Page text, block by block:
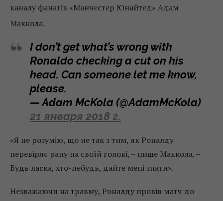
каналу фанатів «Манчестер Юнайтед» Адам
Маккола.
I don’t get what’s wrong with
Ronaldo checking a cut on his
head. Can someone let me know,
please.
— Adam McKola (@AdamMcKola)
21 января 2018 г.
«Я не розумію, що не так з тим, як Роналду
перевіряє рану на своїй голові, – пише Маккола. –
Будь ласка, хто-небудь, дайте мені знати».
Незважаючи на травму, Роналду провів матч до